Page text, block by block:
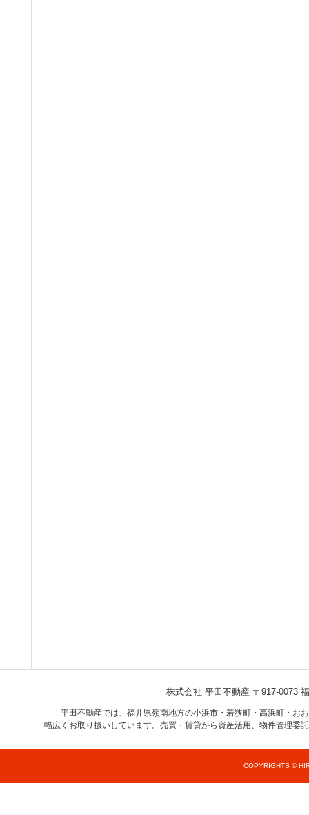
株式会社 平田不動産 〒917-0073
平田不動産では、福井県嶺南地方の小浜市・若狭町・高浜町・お
幅広くお取り扱いしています。売買・賃貸から資産活用、物件管理委
COPYRIGHTS ©